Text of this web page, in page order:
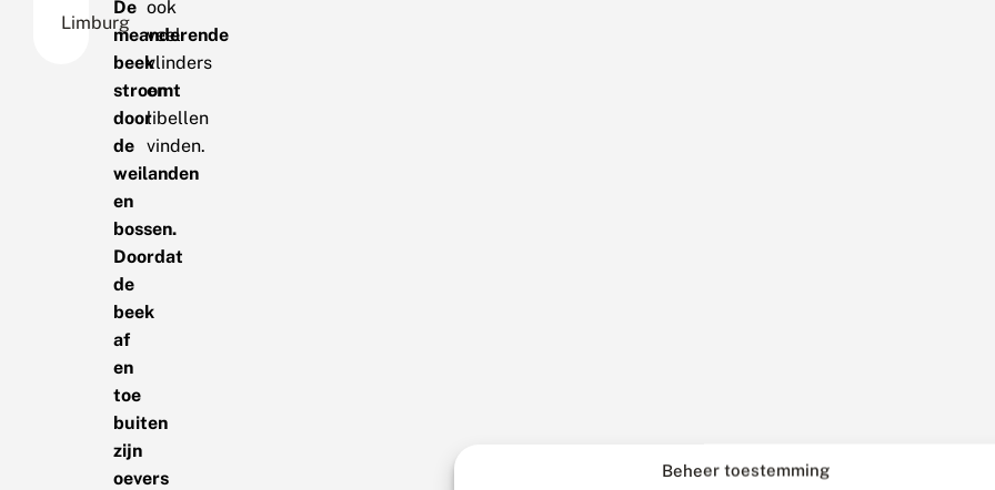
Beheer toestemming
Limburg
De
meanderende
beek
stroomt
door
de
weilanden
en
bossen.
Doordat
de
beek
af
en
toe
buiten
zijn
oevers
ook
veel
vlinders
en
libellen
vinden.